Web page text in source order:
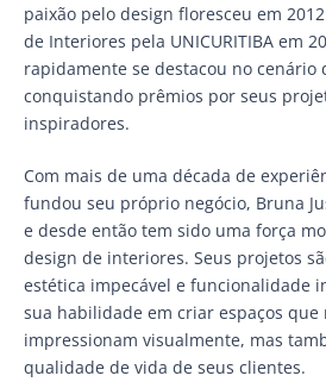
paixão pelo design floresceu em
de Interiores pela UNICURITIBA em
rapidamente se destacou no cenário
conquistando prêmios por seus
inspiradores.
Com mais de uma década de
fundou seu próprio negócio, Bruna
e desde então tem sido uma força
design de interiores. Seus projetos
estética impecável e funcionalidade
sua habilidade em criar espaços que
impressionam visualmente, mas
qualidade de vida de seus clientes.